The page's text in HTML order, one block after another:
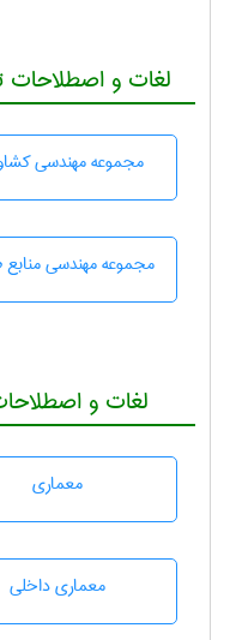
لغات و
مجموعه مهندسی
مجموعه مهندسی
لغات و
معماری
معماری داخلی